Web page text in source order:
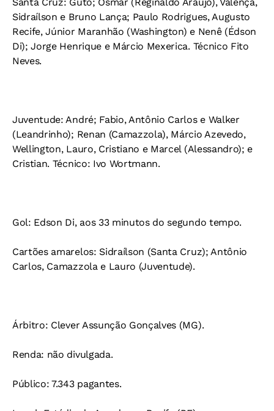
Sidraílson e Bruno Lança; Paulo Rodrigues, Augusto
Recife, Júnior Maranhão (Washington) e Nenê (Édson
Di); Jorge Henrique e Márcio Mexerica. Técnico Fito
Neves.
Juventude: André; Fabio, Antônio Carlos e Walker
(Leandrinho); Renan (Camazzola), Márcio Azevedo,
Wellington, Lauro, Cristiano e Marcel (Alessandro); e
Cristian. Técnico: Ivo Wortmann.
Gol: Edson Di, aos 33 minutos do segundo tempo.
Cartões amarelos: Sidraílson (Santa Cruz); Antônio
Carlos, Camazzola e Lauro (Juventude).
Árbitro: Clever Assunção Gonçalves (MG).
Renda: não divulgada.
Público: 7.343 pagantes.